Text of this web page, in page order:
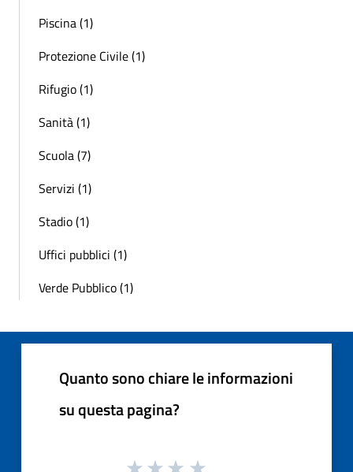
Piscina (1)
Protezione Civile (1)
Rifugio (1)
Sanità (1)
Scuola (7)
Servizi (1)
Stadio (1)
Uffici pubblici (1)
Verde Pubblico (1)
Quanto sono chiare le informazioni
su questa pagina?